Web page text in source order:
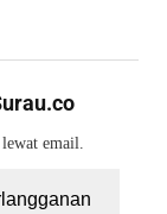
email.